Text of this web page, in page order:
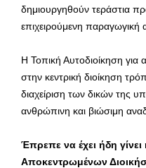
δημιουργηθούν τεράστια
επιχειρούμενη παραγωγική
Η Τοπική Αυτοδιοίκηση για
στην κεντρική διοίκηση
διαχείριση των δικών της
ανθρώπινη και βιώσιμη
Έπρεπε να έχει ήδη
Αποκεντρωμένων